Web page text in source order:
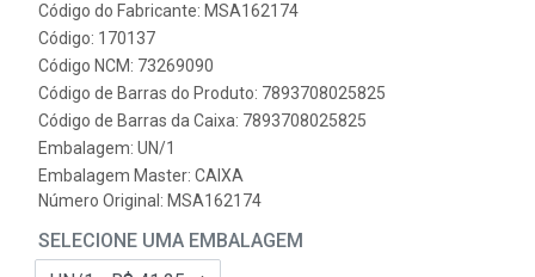
Código do Fabricante: MSA162174
Código: 170137
Código NCM: 73269090
Código de Barras do Produto: 7893708025825
Código de Barras da Caixa: 7893708025825
Embalagem: UN/1
Embalagem Master: CAIXA
Número Original: MSA162174
SELECIONE UMA EMBALAGEM